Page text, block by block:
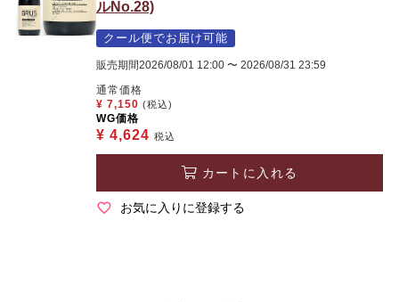
ルNo.28)
クール便でお届け可能
販売期間2026/08/01 12:00 〜 2026/08/31 23:59
通常価格
¥ 7,150 (税込)
WG価格
¥ 4,624 税込
カートに入れる
お気に入りに登録する